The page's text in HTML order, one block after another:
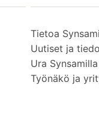
Tietoa
Uutiset ja
Ura Synsamilla
Työnäkö ja